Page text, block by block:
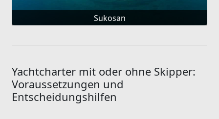
Sukosan
Yachtcharter mit oder ohne Skipper:
Voraussetzungen und
Entscheidungshilfen